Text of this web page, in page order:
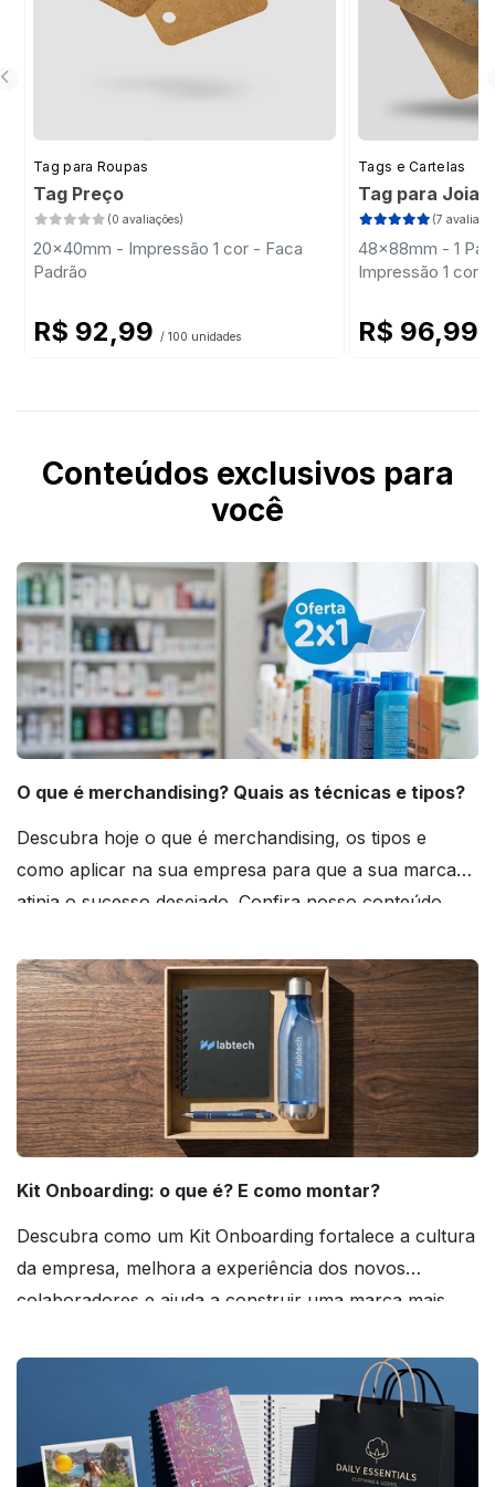
Tag para Roupas
Tag Preço
(0 avaliações)
20x40mm - Impressão 1 cor - Faca
Padrão
R$ 92,99 / 100 unidades
Tags e Cartelas
Tag para Joias
(7
48x88mm - 1 Par
Impressão 1 cor
R$ 96,99
Conteúdos exclusivos para
você
O que é merchandising? Quais as técnicas e tipos?
Descubra hoje o que é merchandising, os tipos e
como aplicar na sua empresa para que a sua marca
atinja o sucesso desejado. Confira nosso conteúdo
Kit Onboarding: o que é? E como montar?
Descubra como um Kit Onboarding fortalece a cultura
da empresa, melhora a experiência dos novos
colaboradores e ajuda a construir uma marca mais